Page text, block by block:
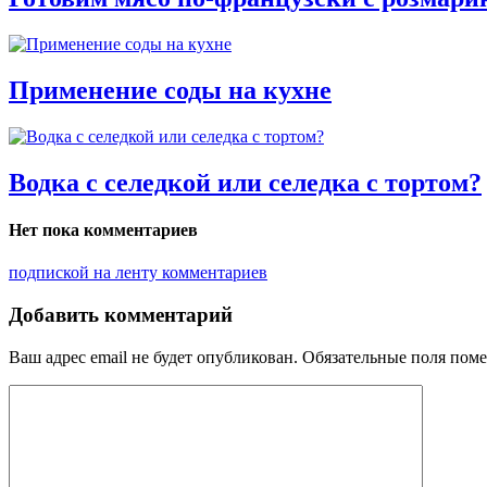
Применение соды на кухне
Водка с селедкой или селедка с тортом?
Нет пока комментариев
подпиской на ленту комментариев
Добавить комментарий
Ваш адрес email не будет опубликован. Обязательные поля